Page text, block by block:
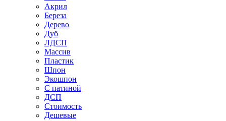
Акрил
Береза
Дерево
Дуб
ЛДСП
Массив
Пластик
Шпон
Экошпон
С патиной
ДСП
Стоимость
Дешевые